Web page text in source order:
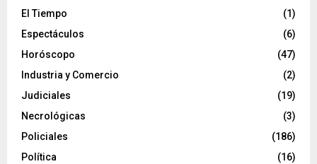
El Tiempo
(1)
Espectáculos
(6)
Horóscopo
(47)
Industria y Comercio
(2)
Judiciales
(19)
Necrológicas
(3)
Policiales
(186)
Política
(16)